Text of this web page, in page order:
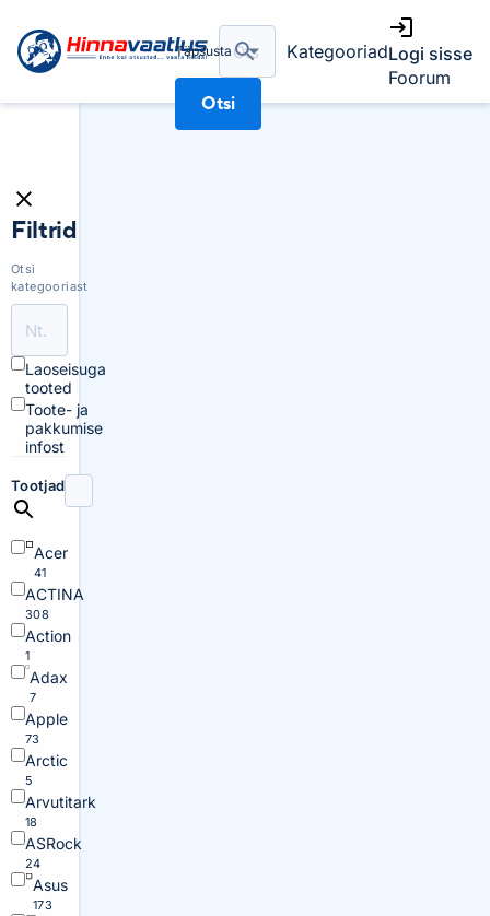
Täpsusta
Otsi
KategooriadLogi sisse
Foorum
Filtrid
Otsi
kategooriast
Laoseisuga
tooted
Toote- ja
pakkumise
infost
Tootjad
Acer
41
ACTINA
308
Action
1
Adax
7
Apple
73
Arctic
5
Arvutitark
18
ASRock
24
Asus
173